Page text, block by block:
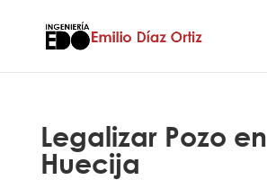
Legalizar Pozo en
Huecija